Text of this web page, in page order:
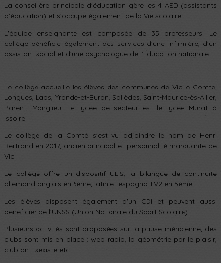
La conseillère principale d'éducation gère les 4 AED (assistants
d'éducation) et s'occupe également de la Vie scolaire.
L'équipe enseignante est composée de 35 professeurs. Le
collège bénéficie également des services d'une infirmière, d'un
assistant social et d'une psychologue de l'Éducation nationale.
Le collège accueille les élèves des communes de Vic le Comte,
Longues, Laps, Yronde-et-Buron, Sallèdes, Saint-Maurice-ès-Allier,
Parent, Manglieu. Le lycée de secteur est le lycée Murat à
Issoire.
Le collège de la Comté s'est vu adjoindre le nom de Henri
Bertrand en 2017, ancien principal et personnalité marquante de
Vic.
Le collège offre un dispositif ULIS, la bilangue de continuité
allemand-anglais en 6ème, latin et espagnol LV2 en 5ème.
Les élèves disposent également d'un CDI et peuvent aussi
bénéficier de l'UNSS (Union Nationale du Sport Scolaire).
Plusieurs activités sont proposées sur la pause méridienne, des
clubs sont mis en place : web radio, la géométrie par le plaisir,
club anti-sexiste etc..